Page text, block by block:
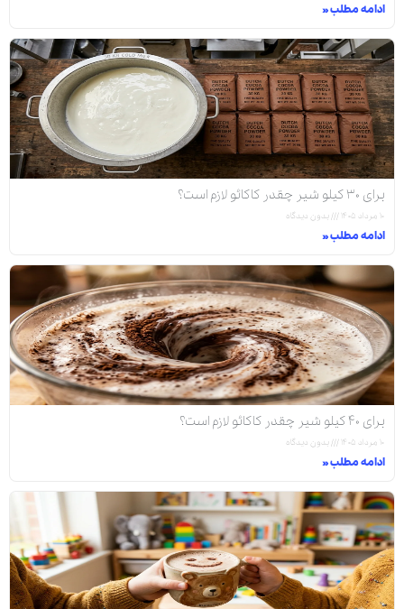
ادامه مطلب »
برای ۳۰ کیلو شیر چقدر کاکائو لازم است؟
۱۰ مرداد ۱۴۰۵ بدون دیدگاه
ادامه مطلب »
برای ۴۰ کیلو شیر چقدر کاکائو لازم است؟
۱۰ مرداد ۱۴۰۵ بدون دیدگاه
ادامه مطلب »